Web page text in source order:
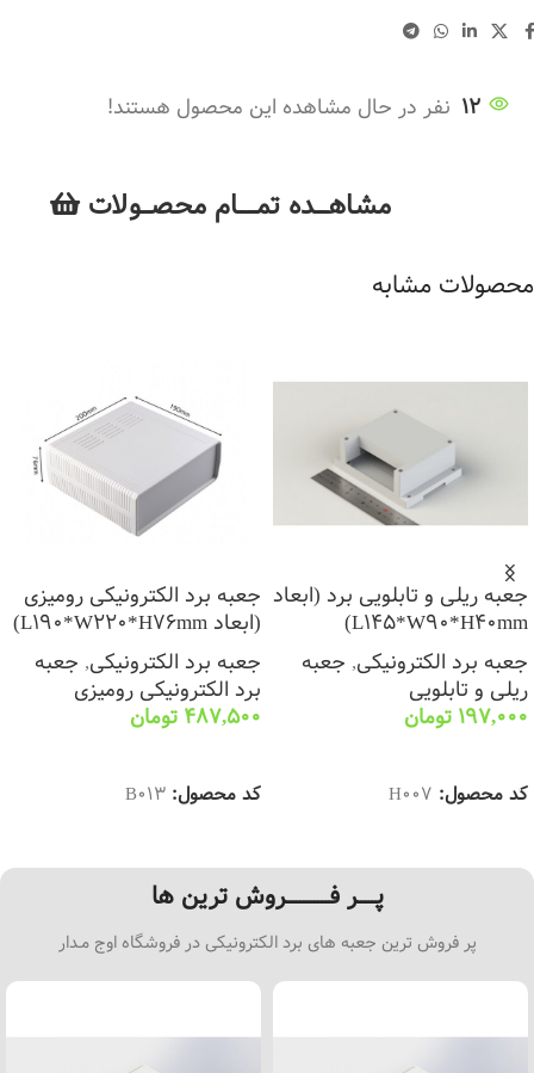
12 نفر در حال مشاهده این محصول هستند!
مشاهــــده تمــــــام محصـــولات
محصولات مشابه
جعبه ریلی و تابلویی برد (ابعاد
L145*W90*H40mm)
جعبه برد الکترونیکی, جعبه
ریلی و تابلویی
197,000 تومان
کد محصول: H007
جعبه برد الکترونیکی رومیزی
(ابعاد L190*W220*H76mm)
جعبه برد الکترونیکی, جعبه
برد الکترونیکی رومیزی
487,500 تومان
کد محصول: B013
پـــــر فــــــــــــروش ترین ها
پر فروش ترین جعبه های برد الکترونیکی در فروشگاه اوج مـدار